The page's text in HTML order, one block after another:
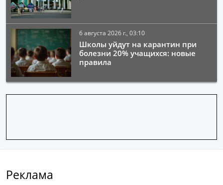
6 августа 2026 г., 03:10
Школы уйдут на карантин при
болезни 20% учащихся: новые
правила
Реклама